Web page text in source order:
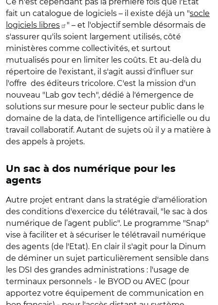
fait un catalogue de logiciels – il existe déjà un "socle
logiciels libres
" – et l'objectif semble désormais de
s'assurer qu'ils soient largement utilisés, côté
ministères comme collectivités, et surtout
mutualisés pour en limiter les coûts. Et au-delà du
répertoire de l'existant, il s'agit aussi d'influer sur
l'offre des éditeurs tricolore. C'est la mission d'un
nouveau "Lab gov tech", dédié à l'émergence de
solutions sur mesure pour le secteur public dans le
domaine de la data, de l'intelligence artificielle ou du
travail collaboratif. Autant de sujets où il y a matière à
des appels à projets.
Un sac à dos numérique pour les
agents
Autre projet entrant dans la stratégie d'amélioration
des conditions d'exercice du télétravail, "le sac à dos
numérique de l’agent public". Le programme "Snap"
vise à faciliter et à sécuriser le télétravail numérique
des agents (de l'Etat). En clair il s'agit pour la Dinum
de déminer un sujet particulièrement sensible dans
les DSI des grandes administrations : l'usage de
terminaux personnels - le BYOD ou AVEC (pour
apportez votre équipement de communication en